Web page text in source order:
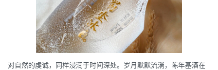
对自然的虔诚，同样浸润于时间深处。岁月默默流淌，陈年基酒在